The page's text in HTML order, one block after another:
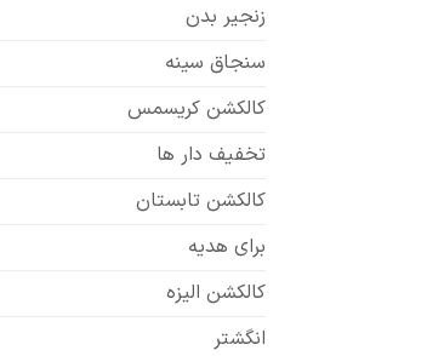
زنجیر بدن
سنجاق سینه
کالکشن کریسمس
تخفیف دار ها
کالکشن تابستان
برای هدیه
کالکشن الیزه
انگشتر